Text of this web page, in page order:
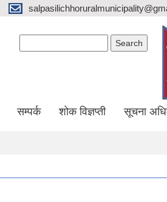
सम्पर्क शोक विज्ञप्ती सूचना